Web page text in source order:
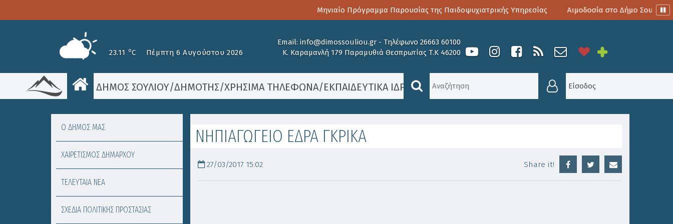
Μηνιαίο Πρόγραμμα Παρουσίας της Παιδοψυχιατρικής Υπηρεσίας Αιμοδοσία στο Δήμο Σουλίου
23.11 oC Πέμπτη 6 Αυγούστου 2026
Email: info@dimossouliou.gr - Τηλέφωνο 26663 60100
Κ. Καραμανλή 179 Παραμυθιά Θεσπρωτίας Τ.Κ 46200
ΔΗΜΟΣ ΣΟΥΛΙΟΥ/ΔΗΜΟΤΗΣ/ΧΡΉΣΙΜΑ ΤΗΛΈΦΩΝΑ/ΕΚΠΑΙΔΕΥΤΙΚΆ ΙΔΡΎΜΑΤΑ/ΝΗΠΙΑΓΩΓΕΙΟ ΕΔΡΑ ΓΚΡΙΚΑ Είσοδος
ΝΗΠΙΑΓΩΓΕΙΟ ΕΔΡΑ ΓΚΡΙΚΑ
27/03/2017 15:02 Share it!
Ο ΔΗΜΟΣ ΜΑΣ
ΧΑΙΡΕΤΙΣΜΟΣ ΔΗΜΑΡΧΟΥ
ΤΕΛΕΥΤΑΙΑ ΝΕΑ
ΣΧΕΔΙΑ ΠΟΛΙΤΙΚΗΣ ΠΡΟΣΤΑΣΙΑΣ